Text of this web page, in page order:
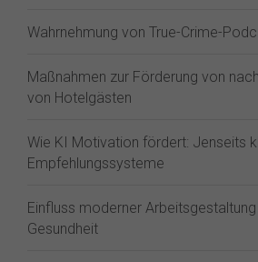
Wahrnehmung von True-Crime-
Maßnahmen zur Förderung von
von Hotelgästen
Wie KI Motivation fördert: Jenseits
Empfehlungssysteme
Einfluss moderner
Gesundheit